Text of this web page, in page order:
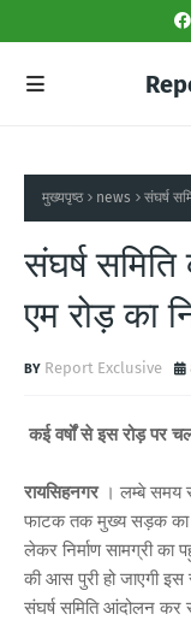
मुख्यपृष्ठ news संघर्ष
संघर्ष
एम रोड़ का
Report Exclusive
कई वर्षों से इस रोड़ पर
रायसिहनगर। लम्बे समय से
फाटक तक मुख्य सड़क का
लेकर निर्माण सामग्री
की आस पुरी हो जाएगी
संघर्ष समिति आंदोलन कर